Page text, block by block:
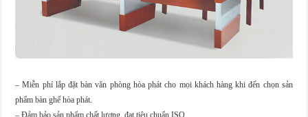
– Miễn phí lắp đặt bàn văn phòng hòa phát cho mọi khách hàng khi đến chọn sản
phẩm bàn ghế hòa phát.